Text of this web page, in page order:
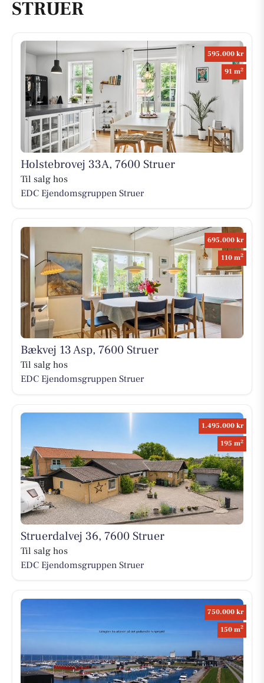
STRUER
595.000 kr
91 m2
Holstebrovej 33A, 7600 Struer
Til salg hos
EDC Ejen­doms­grup­pen Struer
695.000 kr
110 m2
Bækvej 13 Asp, 7600 Struer
Til salg hos
EDC Ejen­doms­grup­pen Struer
1.495.000 kr
195 m2
Struerdalvej 36, 7600 Struer
Til salg hos
EDC Ejen­doms­grup­pen Struer
750.000 kr
150 m2